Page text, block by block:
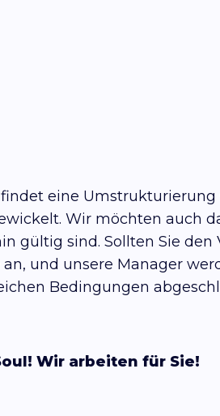
eine
Wir möchten auch
gültig sind. Sollten Sie den
und unsere Manager
Bedingungen
Wir arbeiten für Sie!